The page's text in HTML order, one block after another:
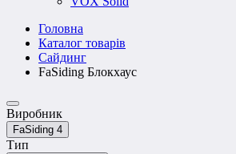
Головна
Каталог товарів
Сайдинг
FaSiding Блокхаус
Виробник
FaSiding 4
Тип